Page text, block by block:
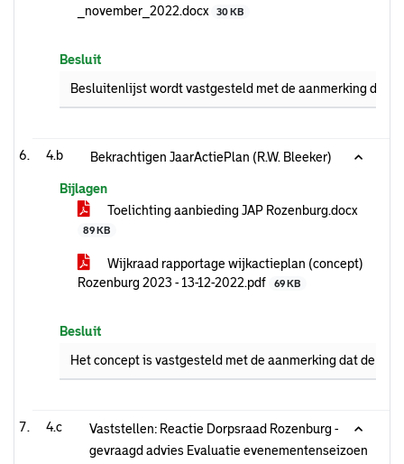
_november_2022.docx
30 KB
Besluit
Besluitenlijst wordt vastgesteld met de aanmerking dat
4.b Bekrachtigen JaarActiePlan (R.W. Bleeker)
Bijlagen
Toelichting aanbieding JAP Rozenburg.docx
89 KB
Wijkraad rapportage wijkactieplan (concept)
Rozenburg 2023 - 13-12-2022.pdf
69 KB
Besluit
Het concept is vastgesteld met de aanmerking dat de
4.c
Vaststellen: Reactie Dorpsraad Rozenburg -
gevraagd advies Evaluatie evenementenseizoen